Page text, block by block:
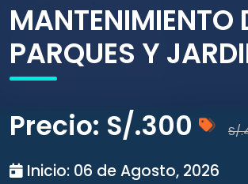
MANTENIMIENTO
PARQUES Y
Precio: S/.300 S/
Inicio: 06 de Agosto, 2026